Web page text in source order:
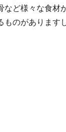
など様々な食材
ものがあります